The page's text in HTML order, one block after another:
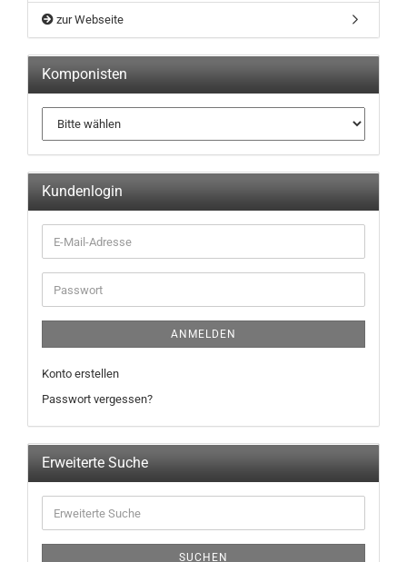
zur Webseite
Komponisten
Kundenlogin
ANMELDEN
Konto erstellen
Passwort vergessen?
Erweiterte Suche
SUCHEN